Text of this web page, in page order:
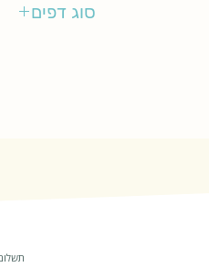
סוג דפים